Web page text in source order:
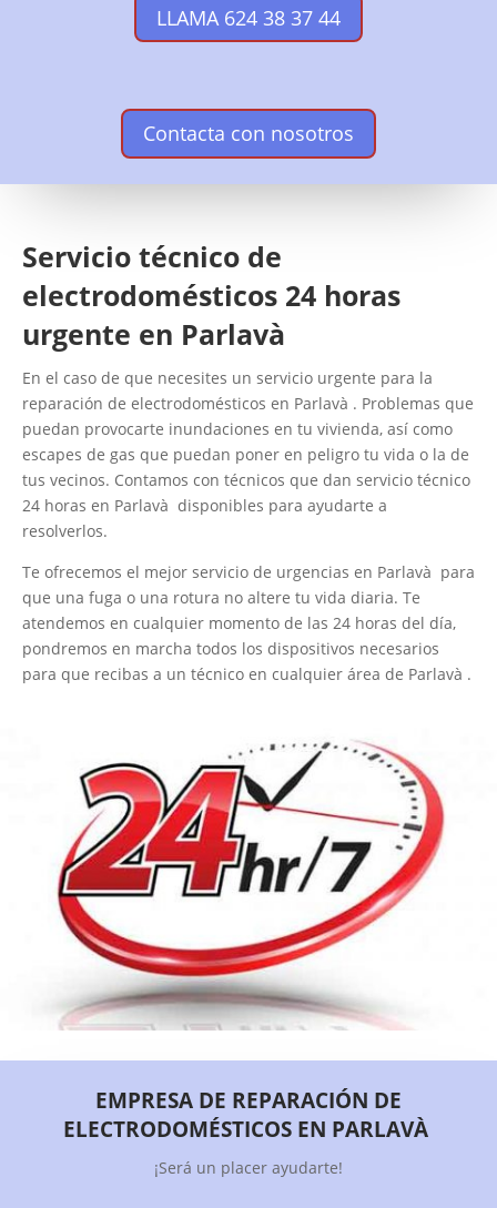
LLAMA 624 38 37 44
Contacta con nosotros
Servicio técnico de
electrodomésticos 24 horas
urgente en Parlavà
En el caso de que necesites un servicio urgente para la
reparación de electrodomésticos en Parlavà . Problemas que
puedan provocarte inundaciones en tu vivienda, así como
escapes de gas que puedan poner en peligro tu vida o la de
tus vecinos. Contamos con técnicos que dan servicio técnico
24 horas en Parlavà disponibles para ayudarte a
resolverlos.
Te ofrecemos el mejor servicio de urgencias en Parlavà para
que una fuga o una rotura no altere tu vida diaria. Te
atendemos en cualquier momento de las 24 horas del día,
pondremos en marcha todos los dispositivos necesarios
para que recibas a un técnico en cualquier área de Parlavà .
EMPRESA DE REPARACIÓN DE
ELECTRODOMÉSTICOS EN PARLAVÀ
¡Será un placer ayudarte!